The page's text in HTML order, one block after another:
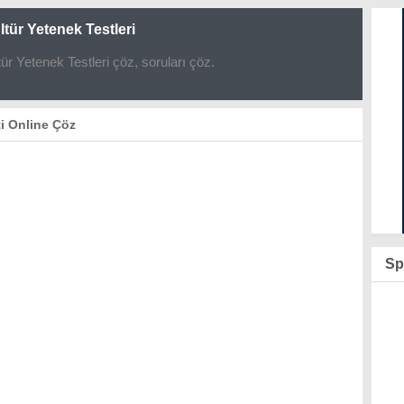
Yetenek Testleri
Yetenek Testleri çöz, soruları çöz.
Online Çöz